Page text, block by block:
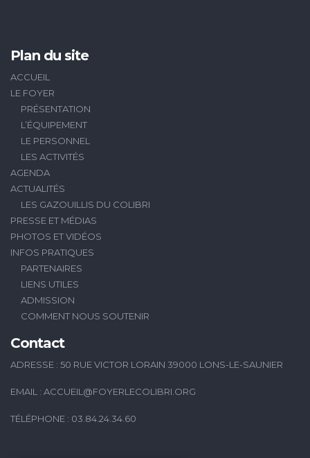
Plan du site
ACCUEIL
LE FOYER
PRÉSENTATION
L’ÉQUIPEMENT
LE PERSONNEL
LES ACTIVITÉS
AGENDA
ACTUALITÉS
LES GAZOUILLIS DU COLIBRI
PRESSE ET MÉDIAS
PHOTOS ET VIDÉOS
INFOS PRATIQUES
PARTENAIRES
LIENS UTILES
ADMISSION
COMMENT NOUS SOUTENIR
Contact
ADRESSE : 50 RUE VICTOR LORAIN 39000 LONS-LE-SAUNIER
EMAIL : ACCUEIL@FOYERLECOLIBRI.ORG
TÉLÉPHONE : 03.84.24.34.60